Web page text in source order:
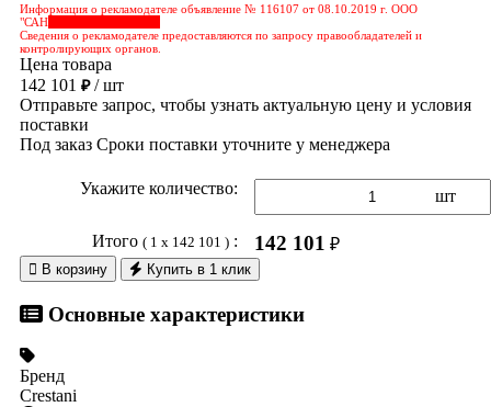
Информация о рекламодателе объявление № 116107 от 08.10.2019 г. ООО
"САН
Сведения о рекламодателе предоставляются по запросу правообладателей и
контролирующих органов.
Цена товара
142 101 ₽/ шт
Отправьте запрос, чтобы узнать актуальную цену и условия
поставки
Под заказ Сроки поставки уточните у менеджера
Укажите количество: шт
Итого ( 1 x 142 101 ): 142 101 ₽
 В корзину Купить в 1 клик
Основные характеристики
Бренд
Crestani